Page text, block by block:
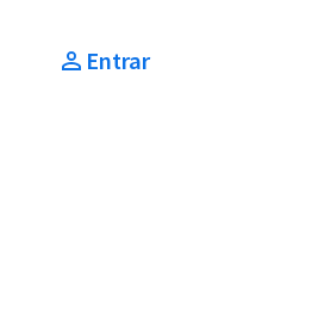
Entrar